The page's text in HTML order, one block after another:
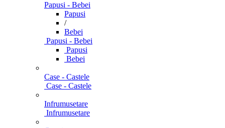
Papusi - Bebei
Papusi
/
Bebei
Papusi - Bebei
Papusi
Bebei
Case - Castele
Case - Castele
Infrumusetare
Infrumusetare